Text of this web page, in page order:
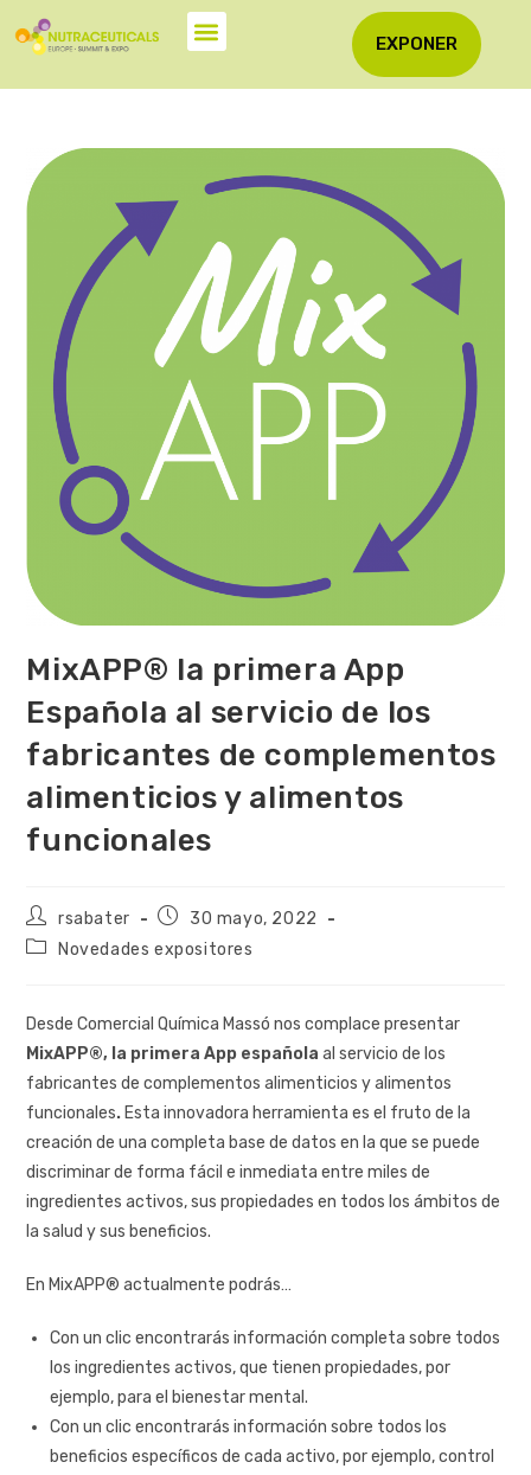
EXPONER
MixAPP® la primera App
Española al servicio de los
fabricantes de complementos
alimenticios y alimentos
funcionales
rsabater
30 mayo, 2022
Novedades expositores
Desde Comercial Química Massó nos complace presentar
MixAPP®, la primera App española al servicio de los
fabricantes de complementos alimenticios y alimentos
funcionales. Esta innovadora herramienta es el fruto de la
creación de una completa base de datos en la que se puede
discriminar de forma fácil e inmediata entre miles de
ingredientes activos, sus propiedades en todos los ámbitos de
la salud y sus beneficios.
En MixAPP® actualmente podrás…
Con un clic encontrarás información completa sobre todos
los ingredientes activos, que tienen propiedades, por
ejemplo, para el bienestar mental.
Con un clic encontrarás información sobre todos los
beneficios específicos de cada activo, por ejemplo, control